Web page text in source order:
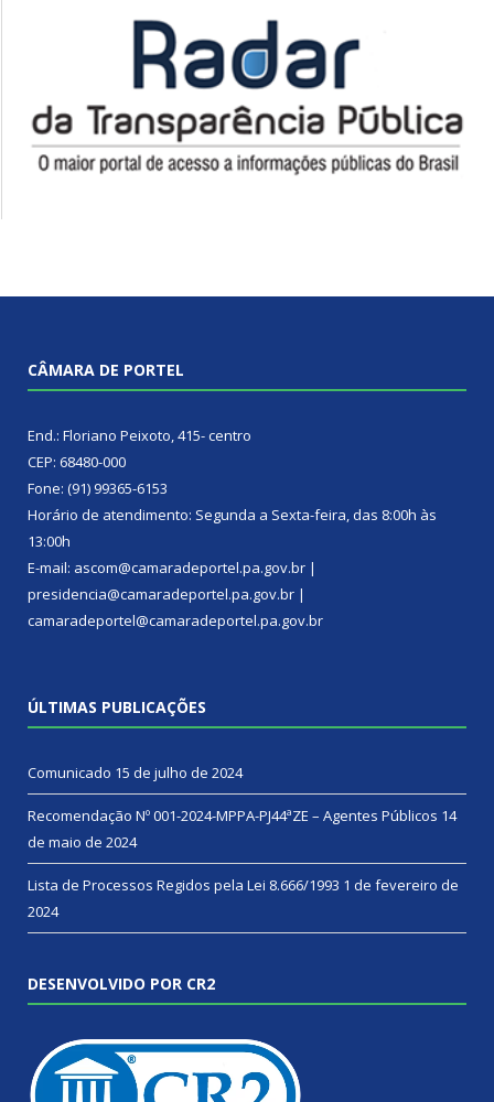
CÂMARA DE PORTEL
End.: Floriano Peixoto, 415- centro
CEP: 68480-000
Fone: (91) 99365-6153
Horário de atendimento: Segunda a Sexta-feira, das 8:00h às
13:00h
E-mail: ascom@camaradeportel.pa.gov.br |
presidencia@camaradeportel.pa.gov.br |
camaradeportel@camaradeportel.pa.gov.br
ÚLTIMAS PUBLICAÇÕES
Comunicado 15 de julho de 2024
Recomendação Nº 001-2024-MPPA-PJ44ªZE – Agentes Públicos 14
de maio de 2024
Lista de Processos Regidos pela Lei 8.666/1993 1 de fevereiro de
2024
DESENVOLVIDO POR CR2